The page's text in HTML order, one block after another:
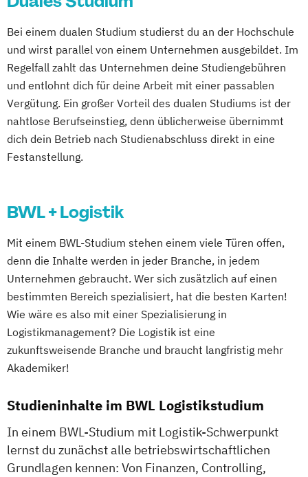
Bei einem dualen Studium studierst du an der Hochschule
und wirst parallel von einem Unternehmen ausgebildet. Im
Regelfall zahlt das Unternehmen deine Studiengebühren
und entlohnt dich für deine Arbeit mit einer passablen
Vergütung. Ein großer Vorteil des dualen Studiums ist der
nahtlose Berufseinstieg, denn üblicherweise übernimmt
dich dein Betrieb nach Studienabschluss direkt in eine
Festanstellung.
BWL + Logistik
Mit einem BWL-Studium stehen einem viele Türen offen,
denn die Inhalte werden in jeder Branche, in jedem
Unternehmen gebraucht. Wer sich zusätzlich auf einen
bestimmten Bereich spezialisiert, hat die besten Karten!
Wie wäre es also mit einer Spezialisierung in
Logistikmanagement? Die Logistik ist eine
zukunftsweisende Branche und braucht langfristig mehr
Akademiker!
Studieninhalte im BWL Logistikstudium
In einem BWL-Studium mit Logistik-Schwerpunkt
lernst du zunächst alle betriebswirtschaftlichen
Grundlagen kennen: Von Finanzen, Controlling,